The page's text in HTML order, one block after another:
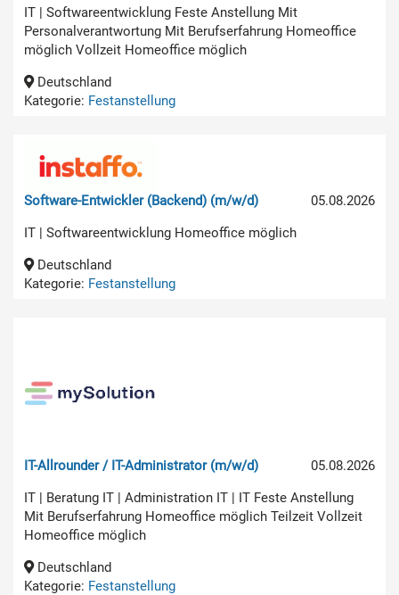
IT | Softwareentwicklung Feste Anstellung Mit
Personalverantwortung Mit Berufserfahrung Homeoffice
möglich Vollzeit Homeoffice möglich
Deutschland
Kategorie: Festanstellung
05.08.2026
Software-Entwickler (Backend) (m/w/d)
IT | Softwareentwicklung Homeoffice möglich
Deutschland
Kategorie: Festanstellung
05.08.2026
IT-Allrounder / IT-Administrator (m/w/d)
IT | Beratung IT | Administration IT | IT Feste Anstellung
Mit Berufserfahrung Homeoffice möglich Teilzeit Vollzeit
Homeoffice möglich
Deutschland
Kategorie: Festanstellung